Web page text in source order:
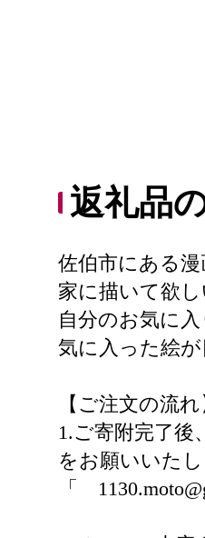
返礼品
佐伯市にある
家に描いて欲
自分のお気に
気に入った絵
【ご注文の流れ
1.ご寄附完了後
をお願いいたし
「